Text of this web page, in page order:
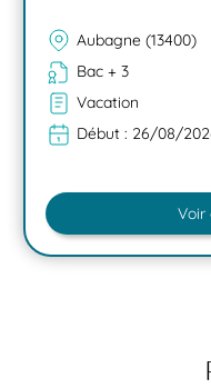
Aubagne (13400)
Bac + 3
Vacation
Début : 26/08/
Voir